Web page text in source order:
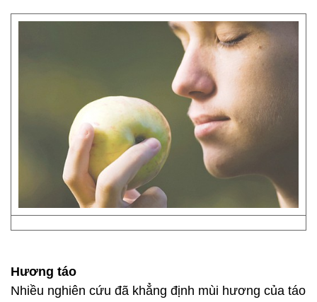
Hương táo
Nhiều nghiên cứu đã khẳng định mùi hương của táo